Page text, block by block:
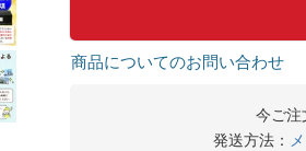
商品についてのお問い合わせ
今ご
発送方法：